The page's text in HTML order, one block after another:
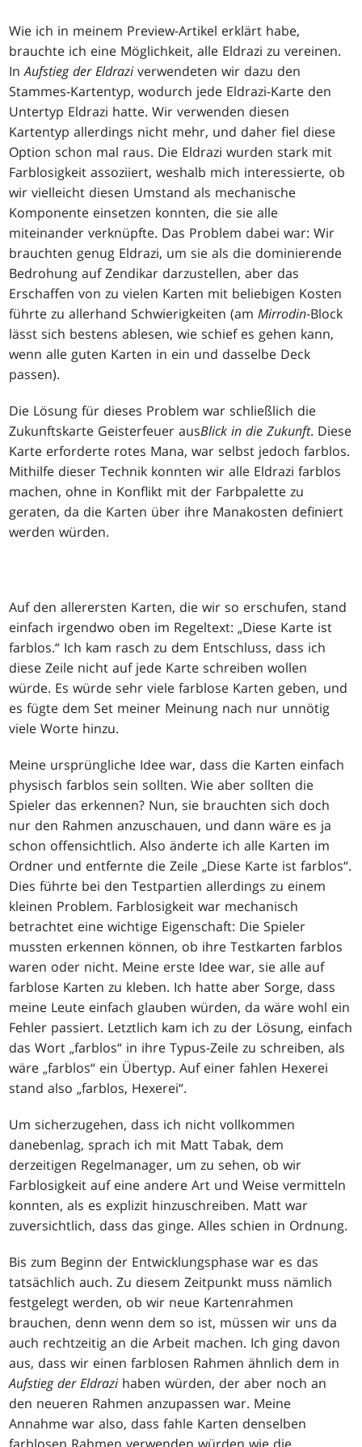
Wie ich in meinem Preview-Artikel erklärt habe,
brauchte ich eine Möglichkeit, alle Eldrazi zu vereinen.
InAufstieg der Eldrazi verwendeten wir dazu den
Stammes-Kartentyp, wodurch jede Eldrazi-Karte den
Untertyp Eldrazi hatte. Wir verwenden diesen
Kartentyp allerdings nicht mehr, und daher fiel diese
Option schon mal raus. Die Eldrazi wurden stark mit
Farblosigkeit assoziiert, weshalb mich interessierte, ob
wir vielleicht diesen Umstand als mechanische
Komponente einsetzen konnten, die sie alle
miteinander verknüpfte. Das Problem dabei war: Wir
brauchten genug Eldrazi, um sie als die dominierende
Bedrohung auf Zendikar darzustellen, aber das
Erschaffen von zu vielen Karten mit beliebigen Kosten
führte zu allerhand Schwierigkeiten (amMirrodin-Block
lässt sich bestens ablesen, wie schief es gehen kann,
wenn alle guten Karten in ein und dasselbe Deck
passen).
Die Lösung für dieses Problem war schließlich die
Zukunftskarte Geisterfeuer ausBlick in die Zukunft. Diese
Karte erforderte rotes Mana, war selbst jedoch farblos.
Mithilfe dieser Technik konnten wir alle Eldrazi farblos
machen, ohne in Konflikt mit der Farbpalette zu
geraten, da die Karten über ihre Manakosten definiert
werden würden.
Auf den allerersten Karten, die wir so erschufen, stand
einfach irgendwo oben im Regeltext: „Diese Karte ist
farblos.“ Ich kam rasch zu dem Entschluss, dass ich
diese Zeile nicht auf jede Karte schreiben wollen
würde. Es würde sehr viele farblose Karten geben, und
es fügte dem Set meiner Meinung nach nur unnötig
viele Worte hinzu.
Meine ursprüngliche Idee war, dass die Karten einfach
physisch farblos sein sollten. Wie aber sollten die
Spieler das erkennen? Nun, sie brauchten sich doch
nur den Rahmen anzuschauen, und dann wäre es ja
schon offensichtlich. Also änderte ich alle Karten im
Ordner und entfernte die Zeile „Diese Karte ist farblos“.
Dies führte bei den Testpartien allerdings zu einem
kleinen Problem. Farblosigkeit war mechanisch
betrachtet eine wichtige Eigenschaft: Die Spieler
mussten erkennen können, ob ihre Testkarten farblos
waren oder nicht. Meine erste Idee war, sie alle auf
farblose Karten zu kleben. Ich hatte aber Sorge, dass
meine Leute einfach glauben würden, da wäre wohl ein
Fehler passiert. Letztlich kam ich zu der Lösung, einfach
das Wort „farblos“ in ihre Typus-Zeile zu schreiben, als
wäre „farblos“ ein Übertyp. Auf einer fahlen Hexerei
stand also „farblos, Hexerei“.
Um sicherzugehen, dass ich nicht vollkommen
danebenlag, sprach ich mit Matt Tabak, dem
derzeitigen Regelmanager, um zu sehen, ob wir
Farblosigkeit auf eine andere Art und Weise vermitteln
konnten, als es explizit hinzuschreiben. Matt war
zuversichtlich, dass das ginge. Alles schien in Ordnung.
Bis zum Beginn der Entwicklungsphase war es das
tatsächlich auch. Zu diesem Zeitpunkt muss nämlich
festgelegt werden, ob wir neue Kartenrahmen
brauchen, denn wenn dem so ist, müssen wir uns da
auch rechtzeitig an die Arbeit machen. Ich ging davon
aus, dass wir einen farblosen Rahmen ähnlich dem in
Aufstieg der Eldrazi haben würden, der aber noch an
den neueren Rahmen anzupassen war. Meine
Annahme war also, dass fahle Karten denselben